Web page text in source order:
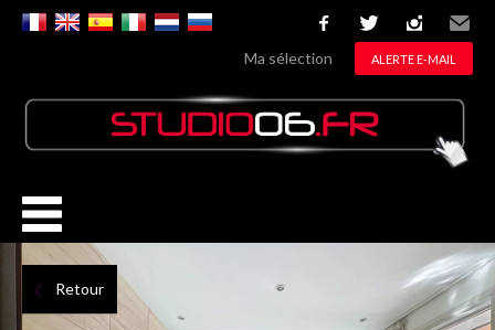
facebooktwitterinstagram
Email
Ma sélection ALERTE E-MAIL
Retour